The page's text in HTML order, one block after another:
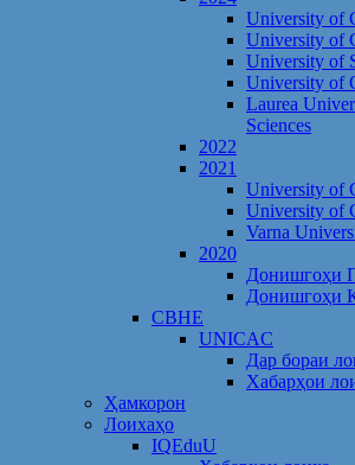
University of
University of
University of
University of
Laurea
Sciences
2022
2021
University of
University of
Varna
2020
Донишгоҳи
Донишгоҳи
CBHE
UNICAC
Дар бораи
Хабарҳои
Ҳамкорон
Лоихаҳо
IQEduU